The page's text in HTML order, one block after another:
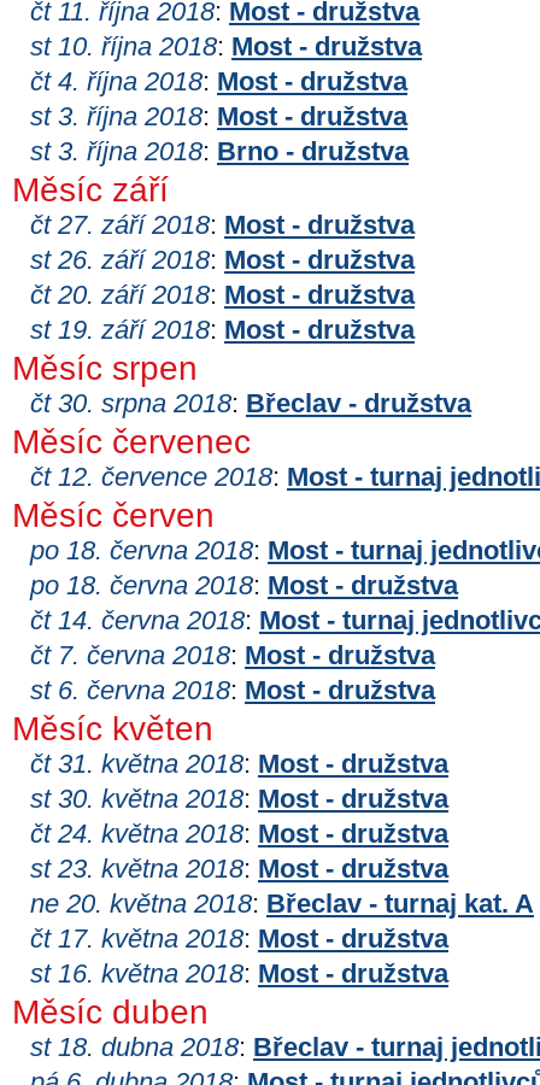
čt 11. října 2018: Most - družstva
st 10. října 2018: Most - družstva
čt 4. října 2018: Most - družstva
st 3. října 2018: Most - družstva
st 3. října 2018: Brno - družstva
Měsíc září
čt 27. září 2018: Most - družstva
st 26. září 2018: Most - družstva
čt 20. září 2018: Most - družstva
st 19. září 2018: Most - družstva
Měsíc srpen
čt 30. srpna 2018: Břeclav - družstva
Měsíc červenec
čt 12. července 2018: Most - turnaj
Měsíc červen
po 18. června 2018: Most - turnaj
po 18. června 2018: Most - družstva
čt 14. června 2018: Most - turnaj
čt 7. června 2018: Most - družstva
st 6. června 2018: Most - družstva
Měsíc květen
čt 31. května 2018: Most - družstva
st 30. května 2018: Most - družstva
čt 24. května 2018: Most - družstva
st 23. května 2018: Most - družstva
ne 20. května 2018: Břeclav - turnaj kat. A
čt 17. května 2018: Most - družstva
st 16. května 2018: Most - družstva
Měsíc duben
st 18. dubna 2018: Břeclav - turnaj